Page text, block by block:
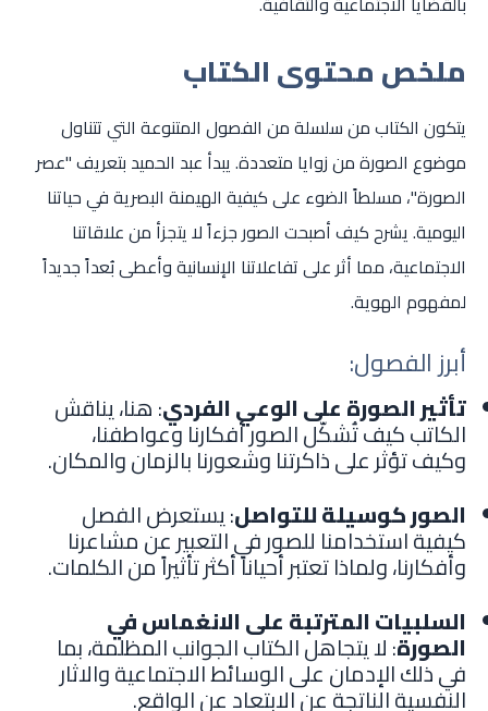
ملخص محتوى الكتاب
يتكون الكتاب من سلسلة من الفصول المتنوعة التي تتناول
موضوع الصورة من زوايا متعددة. يبدأ عبد الحميد بتعريف "عصر
الصورة"، مسلطاً الضوء على كيفية الهيمنة البصرية في حياتنا
اليومية. يشرح كيف أصبحت الصور جزءاً لا يتجزأ من علاقاتنا
الاجتماعية، مما أثر على تفاعلاتنا الإنسانية وأعطى بُعداً جديداً
لمفهوم الهوية.
أبرز الفصول:
تأثير الصورة على الوعي الفردي: هنا، يناقش
الكاتب كيف تُشكّل الصور أفكارنا وعواطفنا،
وكيف تؤثر على ذاكرتنا وشعورنا بالزمان والمكان.
الصور كوسيلة للتواصل: يستعرض الفصل
كيفية استخدامنا للصور في التعبير عن مشاعرنا
وأفكارنا، ولماذا تعتبر أحياناً أكثر تأثيراً من الكلمات.
السلبيات المترتبة على الانغماس في
الصورة: لا يتجاهل الكتاب الجوانب المظلمة، بما
في ذلك الإدمان على الوسائط الاجتماعية والاثار
النفسية الناتجة عن الابتعاد عن الواقع.